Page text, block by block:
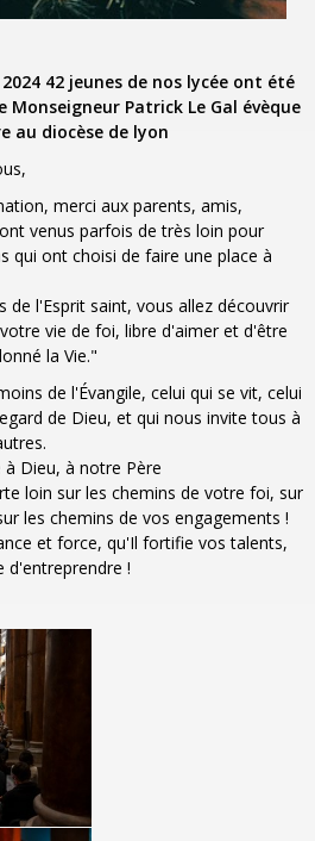
42 jeunes de nos lycée ont été
Monseigneur Patrick Le Gal évèque
au diocèse de lyon
merci aux parents, amis,
venus parfois de très loin pour
qui ont choisi de faire une place à
de l'Esprit saint, vous allez découvrir
vie de foi, libre d'aimer et d'être
la Vie."
de l'Évangile, celui qui se vit, celui
de Dieu, et qui nous invite tous à
à Dieu, à notre Père
loin sur les chemins de votre foi, sur
les chemins de vos engagements !
et force, qu'Il fortifie vos talents,
d'entreprendre !